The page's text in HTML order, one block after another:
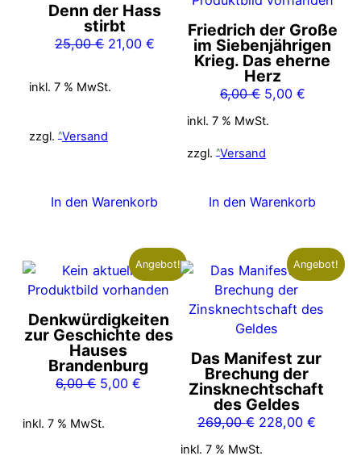
Denn der Hass
stirbt
25,00€ Ursprünglicher
war:
21,00 €Aktueller
inkl. 7 % MwSt.
zzgl. Versand
In den Warenkorb
Friedrich der Große
im Siebenjährigen
Krieg. Das eherne
Herz
6,00€ Ursprünglicher
6,00 €
5,00 €Aktueller
inkl. 7 % MwSt.
zzgl. Versand
In den Warenkorb
Angebot!
Denkwürdigkeiten
zur Geschichte des
Hauses
Brandenburg
6,00€ Ursprünglicher
war:
5,00€ Aktueller
5,00 €.
inkl. 7 % MwSt.
Angebot!
Das Manifest zur
Brechung der
Zinsknechtschaft
des Geldes
269,00€ Ursprünglicher
228,00 €
inkl. 7 % MwSt.